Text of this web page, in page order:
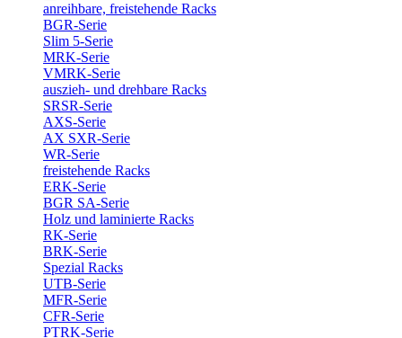
anreihbare, freistehende Racks
BGR-Serie
Slim 5-Serie
MRK-Serie
VMRK-Serie
auszieh- und drehbare Racks
SRSR-Serie
AXS-Serie
AX SXR-Serie
WR-Serie
freistehende Racks
ERK-Serie
BGR SA-Serie
Holz und laminierte Racks
RK-Serie
BRK-Serie
Spezial Racks
UTB-Serie
MFR-Serie
CFR-Serie
PTRK-Serie